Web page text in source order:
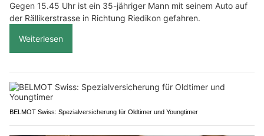
Gegen 15.45 Uhr ist ein 35-jähriger Mann mit seinem Auto auf
der Rällikerstrasse in Richtung Riedikon gefahren.
Weiterlesen
BELMOT Swiss: Spezialversicherung für Oldtimer und Youngtimer